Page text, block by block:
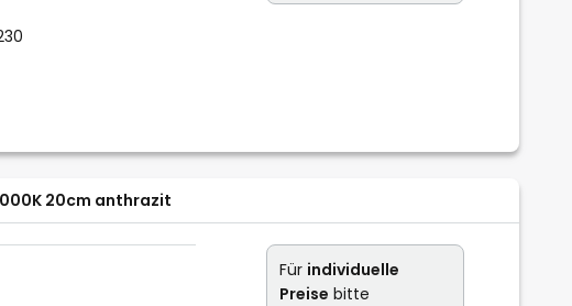
20cm anthrazit
Für individuelle
Preise bitte